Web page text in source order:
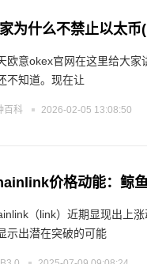
为什么不禁止以太
欧意okex官网在这里给大家
不知道。现在让
百科 2026-02-05 13:08:50
价格动能：鲸
（link）近期显现出上
示出潜在突破的可能